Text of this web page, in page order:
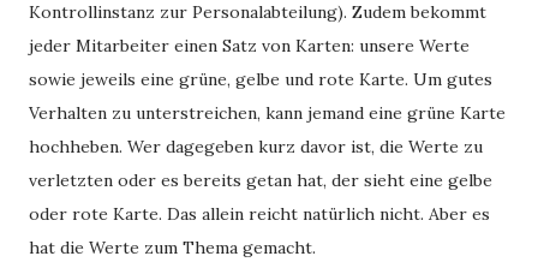
Kontrollinstanz zur Personalabteilung). Zudem bekommt
jeder Mitarbeiter einen Satz von Karten: unsere Werte
sowie jeweils eine grüne, gelbe und rote Karte. Um gutes
Verhalten zu unterstreichen, kann jemand eine grüne Karte
hochheben. Wer dagegeben kurz davor ist, die Werte zu
verletzten oder es bereits getan hat, der sieht eine gelbe
oder rote Karte. Das allein reicht natürlich nicht. Aber es
hat die Werte zum Thema gemacht.